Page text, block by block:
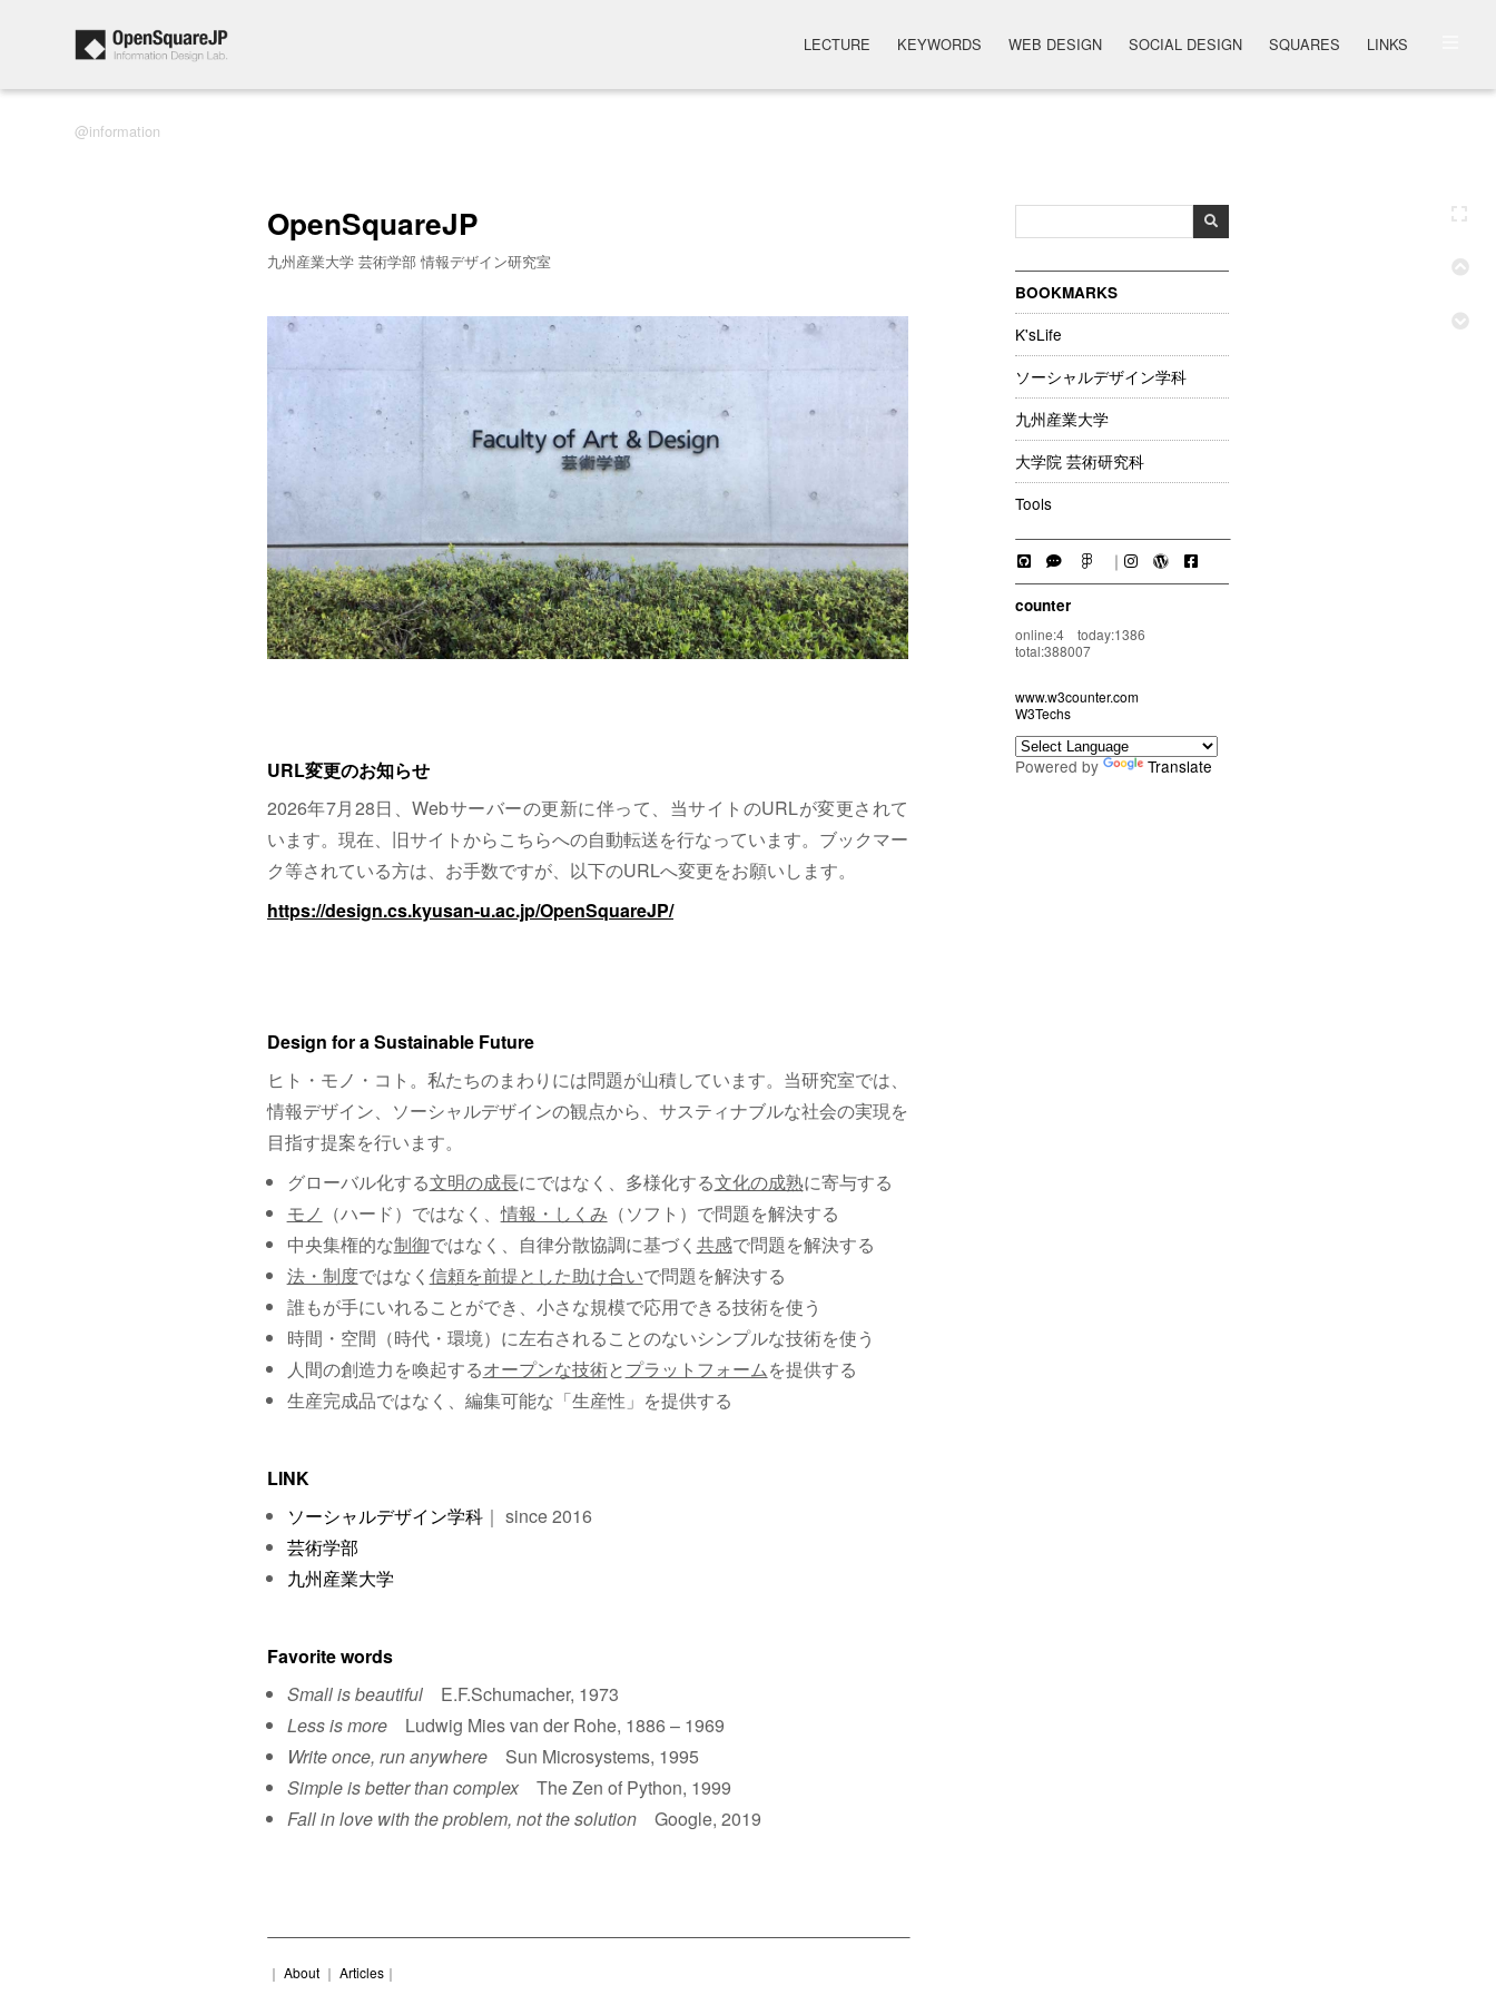
information
LECTURE KEYWORDS WEB DESIGN SOCIAL DESIGN SQUARES LINKS
BOOKMARKS
K'sLife
ソーシャルデザイン学科
九州産業大学
大学院 芸術研究科
Tools
｜
counter
online:4 today:1386
total:388007
www.w3counter.com
W3Techs
Powered by Translate
OpenSquareJP
九州産業大学 芸術学部 情報デザイン研究室
URL変更のお知らせ
2026年7月28日、Webサーバーの更新に伴って、当サイトのURLが変更されて
います。現在、旧サイトからこちらへの自動転送を行なっています。ブックマー
ク等されている方は、お手数ですが、以下のURLへ変更をお願いします。
https://design.cs.kyusan-u.ac.jp/OpenSquareJP/
Design for a Sustainable Future
ヒト・モノ・コト。私たちのまわりには問題が山積しています。当研究室では、
情報デザイン、ソーシャルデザインの観点から、サスティナブルな社会の実現を
目指す提案を行います。
グローバル化する文明の成長にではなく、多様化する文化の成熟に寄与する
モノ （ハード）ではなく、情報・しくみ （ソフト）で問題を解決する
中央集権的な制御ではなく、自律分散協調に基づく 共感で問題を解決する
法・制度ではなく 信頼を前提とした助け合いで問題を解決する
誰もが手にいれることができ、小さな規模で応用できる技術を使う
時間・空間（時代・環境）に左右されることのないシンプルな技術を使う
人間の創造力を喚起するオープンな技術とプラットフォームを提供する
生産完成品ではなく、編集可能な「生産性」を提供する
LINK
ソーシャルデザイン学科｜ since 2016
芸術学部
九州産業大学
Favorite words
Small is beautifulE.F.Schumacher, 1973
Less is moreLudwig Mies van der Rohe, 1886 – 1969
Write once, run anywhereSun Microsystems, 1995
Simple is better than complexThe Zen of Python, 1999
Fall in love with the problem, not the solutionGoogle, 2019
｜ About ｜ Articles ｜